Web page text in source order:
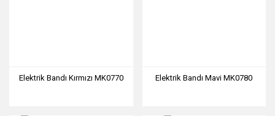
Elektrik Bandı Kırmızı MK0770 Elektrik Bandı Mavi MK0780